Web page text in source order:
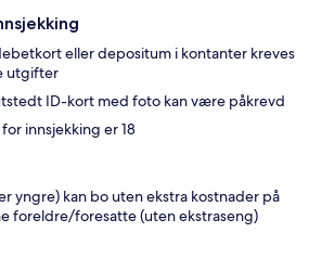
eller depositum i kontanter kreves
utgifter
ID-kort med foto kan være påkrevd
innsjekking er 18
yngre) kan bo uten ekstra kostnader på
foreldre/foresatte (uten ekstraseng)